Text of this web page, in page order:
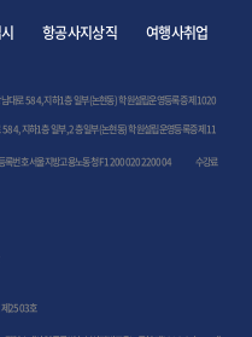
항공사지상직
여행사취업
대로 584, 지하1층 일부(논현동) 학원설립운영등록증 제1020
지하1층 일부, 2층 일부(논현동) 학원설립운영등록증 제11
록번호 서울지방고용노동청 F1200020220004
수강료
제2503호